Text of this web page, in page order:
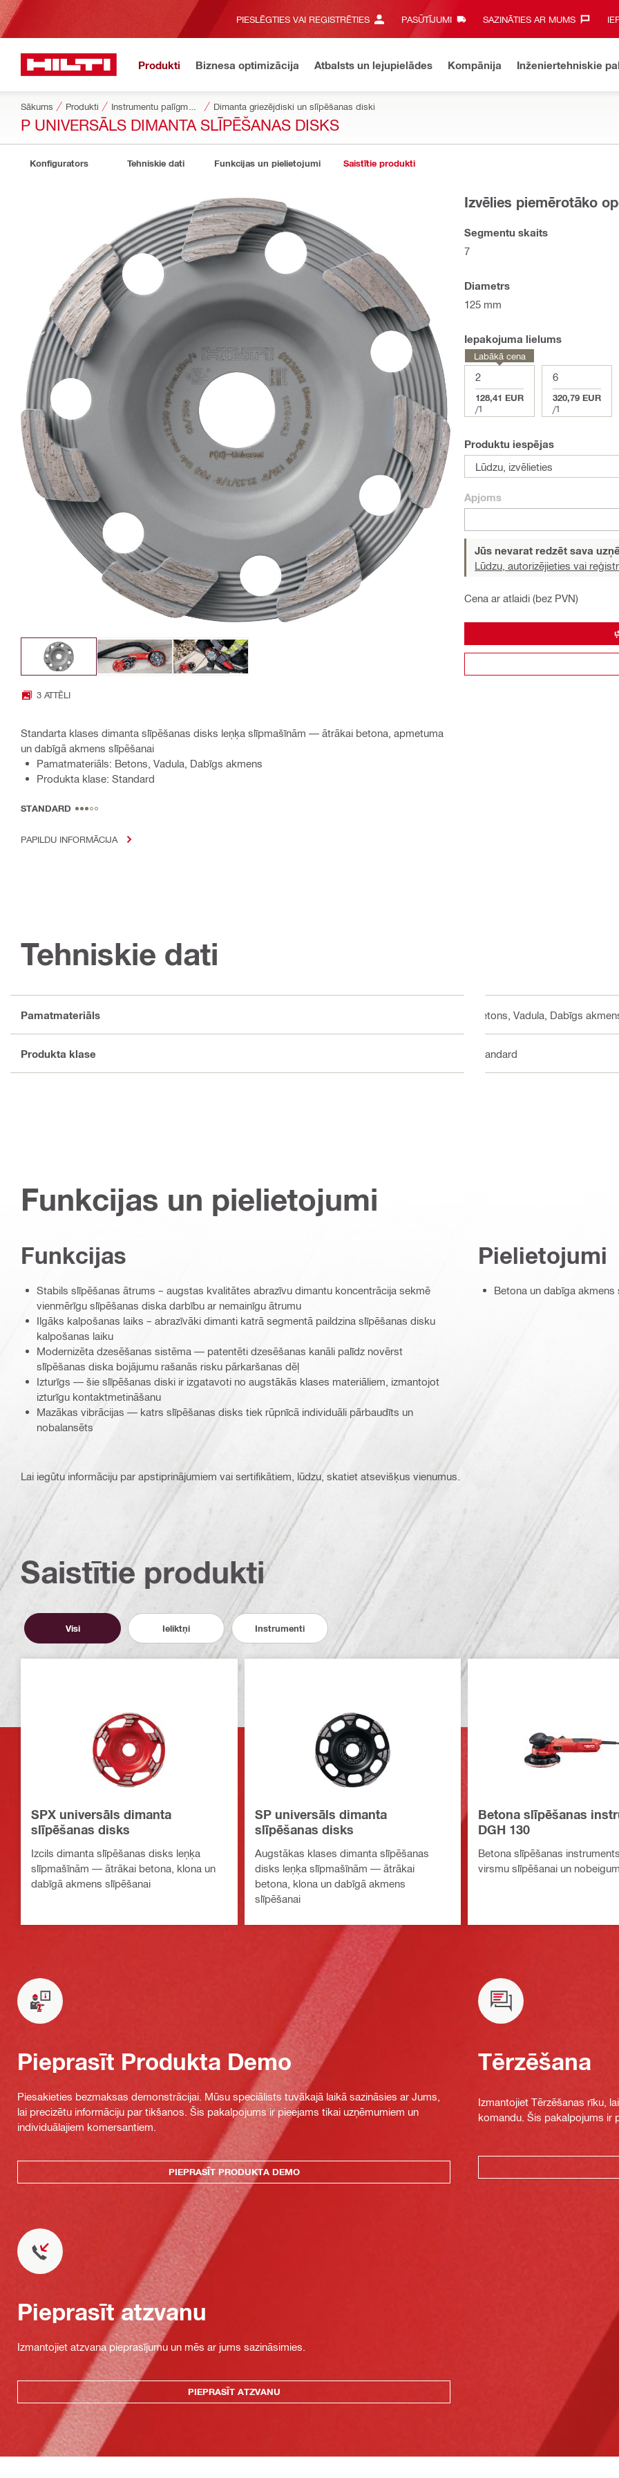
PIESLĒGTIES VAI REĢISTRĒTIES PASŪTĪJUMI SAZINĀTIES AR MUMS‎
Produkti Biznesa optimizācija Atbalsts un lejupielādes Kompānija Inženiertehniskie
Sākums Produkti Dimanta griezējdiski un slīpēšanas diski
P UNIVERSĀLS DIMANTA SLĪPĒŠANAS DISKS
Konfigurators Tehniskie dati Funkcijas un pielietojumi Saistītie produkti
3 ATTĒLI
Standarta klases dimanta slīpēšanas disks leņķa slīpmašīnām — ātrākai betona, apmetuma
un dabīgā akmens slīpēšanai
Pamatmateriāls: Betons, Vadula, Dabīgs akmens
Produkta klase: Standard
STANDARD
PAPILDU INFORMĀCIJA
Izvēlies piemērotāko
Segmentu skaits
7
Diametrs
125 mm
Iepakojuma lielums
2
128,41 EUR
/1
Labākā cena
6
320,79 EUR
/1
Produktu iespējas
Lūdzu, izvēlieties
Apjoms
Jūs nevarat redzēt sava
Lūdzu, autorizējieties vai
Cena ar atlaidi (bez PVN)
Tehniskie dati
Pamatmateriāls Betons, Vadula, Dabīgs
Produkta klase Standard
Funkcijas un pielietojumi
Funkcijas
Stabils slīpēšanas ātrums – augstas kvalitātes abrazīvu dimantu koncentrācija sekmē
vienmērīgu slīpēšanas diska darbību ar nemainīgu ātrumu
Ilgāks kalpošanas laiks – abrazīvāki dimanti katrā segmentā paildzina slīpēšanas disku
kalpošanas laiku
Modernizēta dzesēšanas sistēma — patentēti dzesēšanas kanāli palīdz novērst
slīpēšanas diska bojājumu rašanās risku pārkaršanas dēļ
Izturīgs — šie slīpēšanas diski ir izgatavoti no augstākās klases materiāliem, izmantojot
izturīgu kontaktmetināšanu
Mazākas vibrācijas — katrs slīpēšanas disks tiek rūpnīcā individuāli pārbaudīts un
nobalansēts
Pielietojumi
Betona un dabīga akmens
Lai iegūtu informāciju par apstiprinājumiem vai sertifikātiem, lūdzu, skatiet atsevišķus vienumus.
Saistītie produkti
Visi Ieliktņi Instrumenti
SPX universāls dimanta
slīpēšanas disks
Izcils dimanta slīpēšanas disks leņķa
slīpmašīnām — ātrākai betona, klona un
dabīgā akmens slīpēšanai
SP universāls dimanta
slīpēšanas disks
Augstākas klases dimanta slīpēšanas
disks leņķa slīpmašīnām — ātrākai
betona, klona un dabīgā akmens
slīpēšanai
Betona slīpēšanas
DGH 130
Betona slīpēšanas
virsmu slīpēšanai un
Pieprasīt Produkta Demo
Piesakieties bezmaksas demonstrācijai. Mūsu speciālists tuvākajā laikā sazināsies ar Jums,
lai precizētu informāciju par tikšanos. Šis pakalpojums ir pieejams tikai uzņēmumiem un
individuālajiem komersantiem.
PIEPRASĪT PRODUKTA DEMO
Tērzēšana
Izmantojiet Tērzēšanas rīku,
komandu. Šis pakalpojums ir
Pieprasīt atzvanu
Izmantojiet atzvana pieprasījumu un mēs ar jums sazināsimies.
PIEPRASĪT ATZVANU